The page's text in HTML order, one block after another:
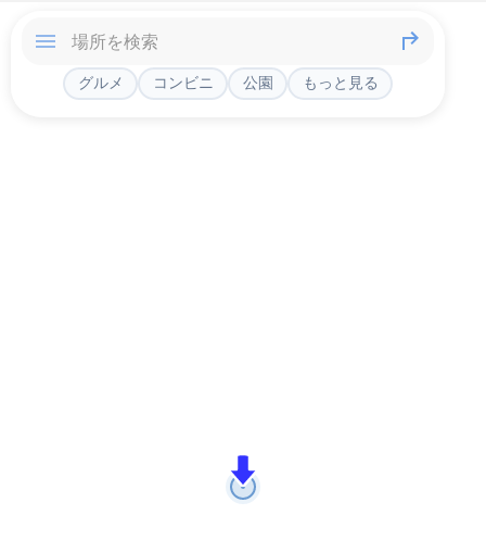
グルメ コンビニ 公園 もっと見る